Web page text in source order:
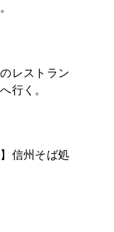
レストラン
行く。
信州そば処